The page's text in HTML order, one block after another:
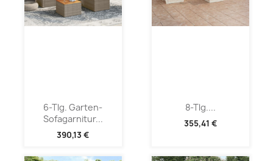
6-Tlg. Garten-
Sofagarnitur...
390,13 €
8-Tlg....
355,41 €